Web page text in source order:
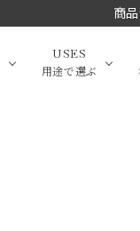
商
USES
用途で選ぶ